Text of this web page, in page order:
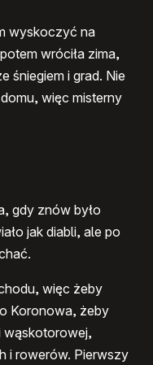
wyskoczyć na
wróciła zima,
śniegiem i grad. Nie
więc misterny
gdy znów było
jak diabli, ale po
więc żeby
Koronowa, żeby
wąskotorowej,
i rowerów. Pierwszy